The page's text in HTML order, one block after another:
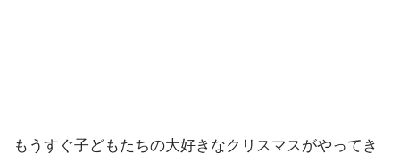
もうすぐ子どもたちの大好きなクリスマスがやってき